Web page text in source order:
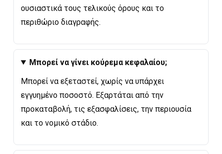
ουσιαστικά τους τελικούς όρους και το
περιθώριο διαγραφής.
Μπορεί να γίνει κούρεμα κεφαλαίου;
Μπορεί να εξεταστεί, χωρίς να υπάρχει
εγγυημένο ποσοστό. Εξαρτάται από την
προκαταβολή, τις εξασφαλίσεις, την περιουσία
και το νομικό στάδιο.